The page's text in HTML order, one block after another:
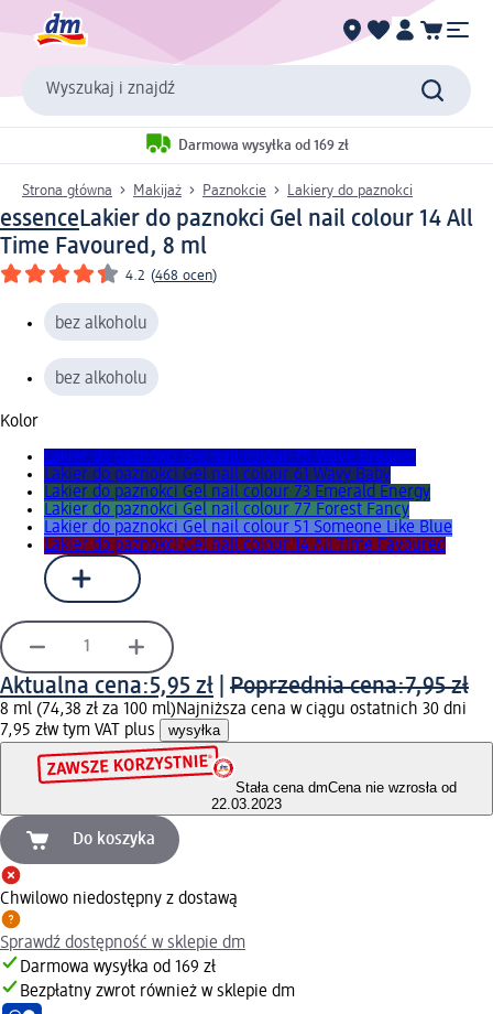
Wyszukaj i znajdź
Darmowa wysyłka od 169 zł
Strona główna Makijaż Paznokcie Lakiery do paznokci
essenceLakier do paznokci Gel nail colour 14 All
Time Favoured, 8 ml
4.2 (468 ocen)
bez alkoholu
bez alkoholu
Kolor
Lakier do paznokci Gel nail colour 75 Wave Breaker
Lakier do paznokci Gel nail colour 61 Wavy Baby
Lakier do paznokci Gel nail colour 73 Emerald Energy
Lakier do paznokci Gel nail colour 77 Forest Fancy
Lakier do paznokci Gel nail colour 51 Someone Like Blue
Lakier do paznokci Gel nail colour 14 All Time Favoured
Aktualna cena:5,95 zł Poprzednia cena:7,95 zł
8 ml (74,38 zł za 100 ml)Najniższa cena w ciągu ostatnich 30 dni
7,95 złw tym VAT plus wysyłka
Stała cena dmCena nie wzrosła od
22.03.2023
Do koszyka
Chwilowo niedostępny z dostawą
Sprawdź dostępność w sklepie dm
Darmowa wysyłka od 169 zł
Bezpłatny zwrot również w sklepie dm